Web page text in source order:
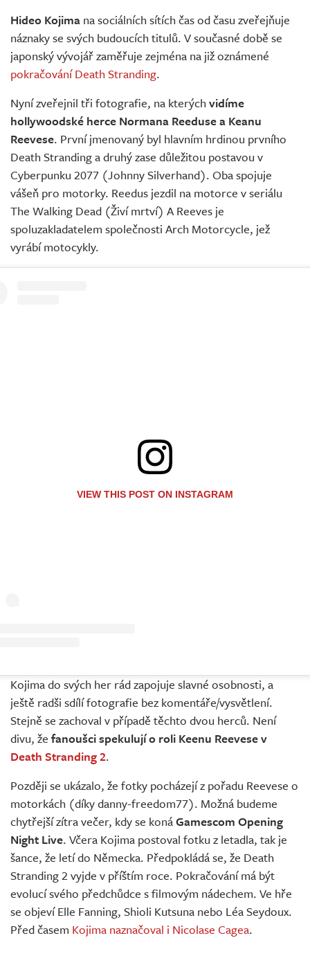
Živě
Hideo Kojima na sociálních sítích čas od času zveřejňuje
náznaky se svých budoucích titulů. V současné době se
japonský vývojář zaměřuje zejména na již oznámené
pokračování Death Stranding.
Nyní zveřejnil tři fotografie, na kterých vidíme
hollywoodské herce Normana Reeduse a Keanu
Reevese. První jmenovaný byl hlavním hrdinou prvního
Death Stranding a druhý zase důležitou postavou v
Cyberpunku 2077 (Johnny Silverhand). Oba spojuje
vášeň pro motorky. Reedus jezdil na motorce v seriálu
The Walking Dead (Živí mrtví) A Reeves je
spoluzakladatelem společnosti Arch Motorcycle, jež
vyrábí motocykly.
VIEW THIS POST ON INSTAGRAM
Kojima do svých her rád zapojuje slavné osobnosti, a
ještě radši sdílí fotografie bez komentáře/vysvětlení.
Stejně se zachoval v případě těchto dvou herců. Není
divu, že fanoušci spekulují o roli Keenu Reevese v
Death Stranding 2.
Později se ukázalo, že fotky pocházejí z pořadu Reevese o
motorkách (díky danny-freedom77). Možná budeme
chytřejší zítra večer, kdy se konáGamescom Opening
Night Live. Včera Kojima postoval fotku z letadla, tak je
šance, že letí do Německa. Předpokládá se, že Death
Stranding 2 vyjde v příštím roce. Pokračování má být
evolucí svého předchůdce s filmovým nádechem. Ve hře
se objeví Elle Fanning, Shioli Kutsuna nebo Léa Seydoux.
Před časem Kojima naznačoval i Nicolase Cagea.